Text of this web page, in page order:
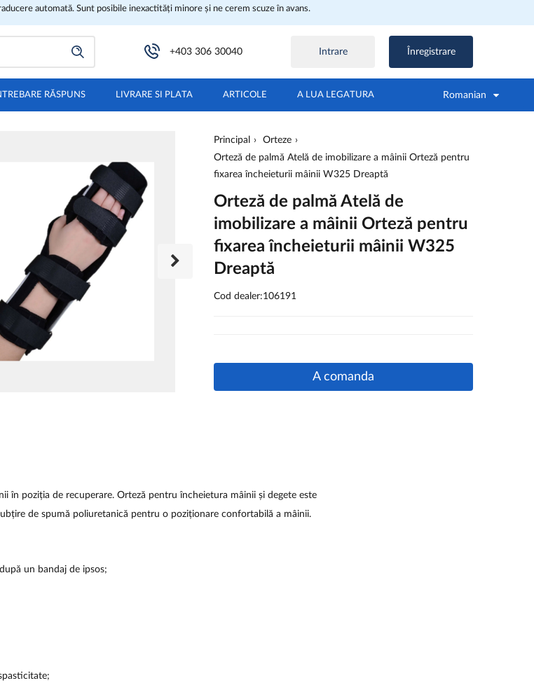
automată. Sunt posibile inexactități minore și ne cerem scuze în avans.
+403 306 30040 Intrare Înregistrare
RĂSPUNS LIVRARE SI PLATA ARTICOLE A LUA LEGATURA Romanian
Principal
Orteze
Orteză de palmă Atelă de imobilizare a mâinii Orteză pentru
fixarea încheieturii mâinii W325 Dreaptă
Orteză de palmă Atelă de
imobilizare a mâinii Orteză pentru
fixarea încheieturii mâinii W325
Dreaptă
Cod dealer:106191
A comanda
în poziția de recuperare. Orteză pentru încheietura mâinii și degete este
de spumă poliuretanică pentru o poziționare confortabilă a mâinii.
un bandaj de ipsos;